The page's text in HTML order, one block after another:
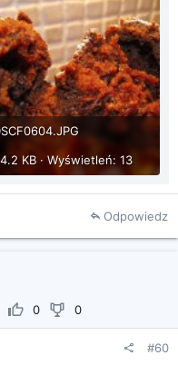
KB · Wyświetleń: 13
Odpowiedz
0 0
#60